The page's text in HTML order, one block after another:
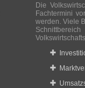
Die
Fachtermini
werden. Viele